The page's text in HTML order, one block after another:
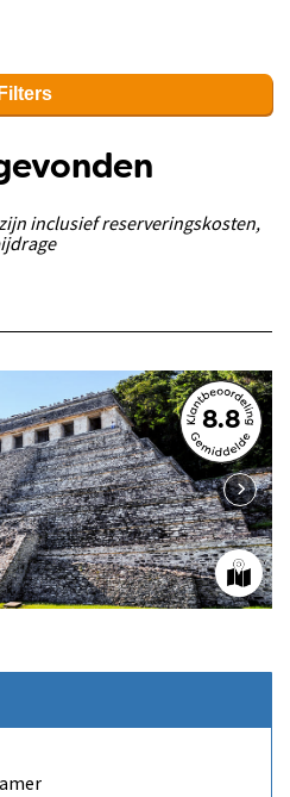
Filters
inclusief reserveringskosten,
8.8